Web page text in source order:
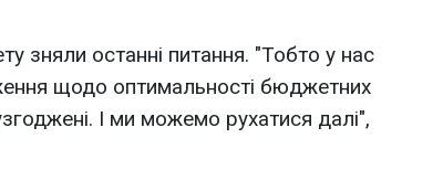
зняли останні питання. "Тобто у нас
щодо оптимальності бюджетних
І ми можемо рухатися далі",